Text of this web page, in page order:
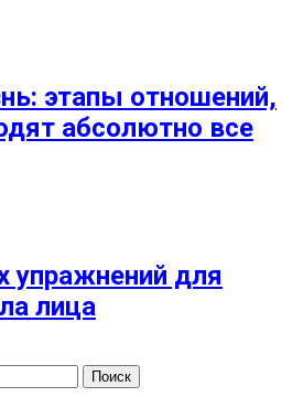
этапы отношений,
абсолютно все
упражнений для
лица